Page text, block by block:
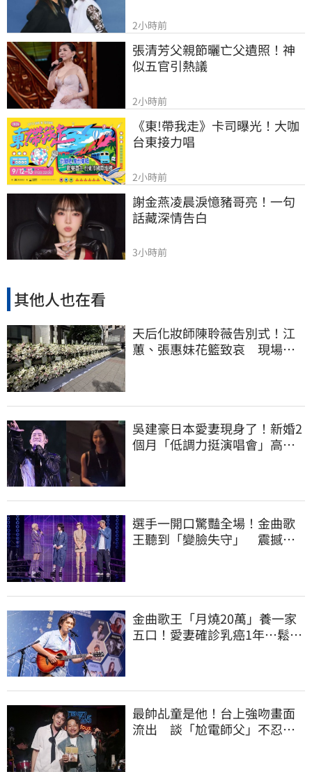
2小時前
張清芳父親節曬亡父遺照！神
似五官引熱議
2小時前
《東!帶我走》卡司曝光！大咖
台東接力唱
2小時前
謝金燕凌晨淚憶豬哥亮！一句
話藏深情告白
3小時前
其他人也在看
天后化妝師陳聆薇告別式！江
蕙、張惠妹花籃致哀 現場白
吳建豪日本愛妻現身了！新婚2
個月「低調力挺演唱會」高顏
選手一開口驚豔全場！金曲歌
王聽到「變臉失守」 震撼畫
金曲歌王「月燒20萬」養一家
五口！愛妻確診乳癌1年…鬆口
最帥乩童是他！台上強吻畫面
流出 談「尬電師父」不忍發